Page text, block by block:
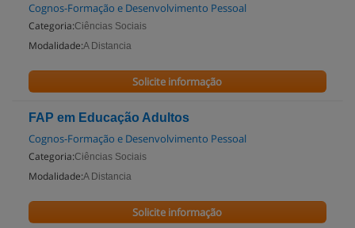
Cognos-Formação e Desenvolvimento Pessoal
Categoria:Ciências Sociais
Modalidade:A Distancia
Solicite informação
FAP em Educação Adultos
Cognos-Formação e Desenvolvimento Pessoal
Categoria:Ciências Sociais
Modalidade:A Distancia
Solicite informação